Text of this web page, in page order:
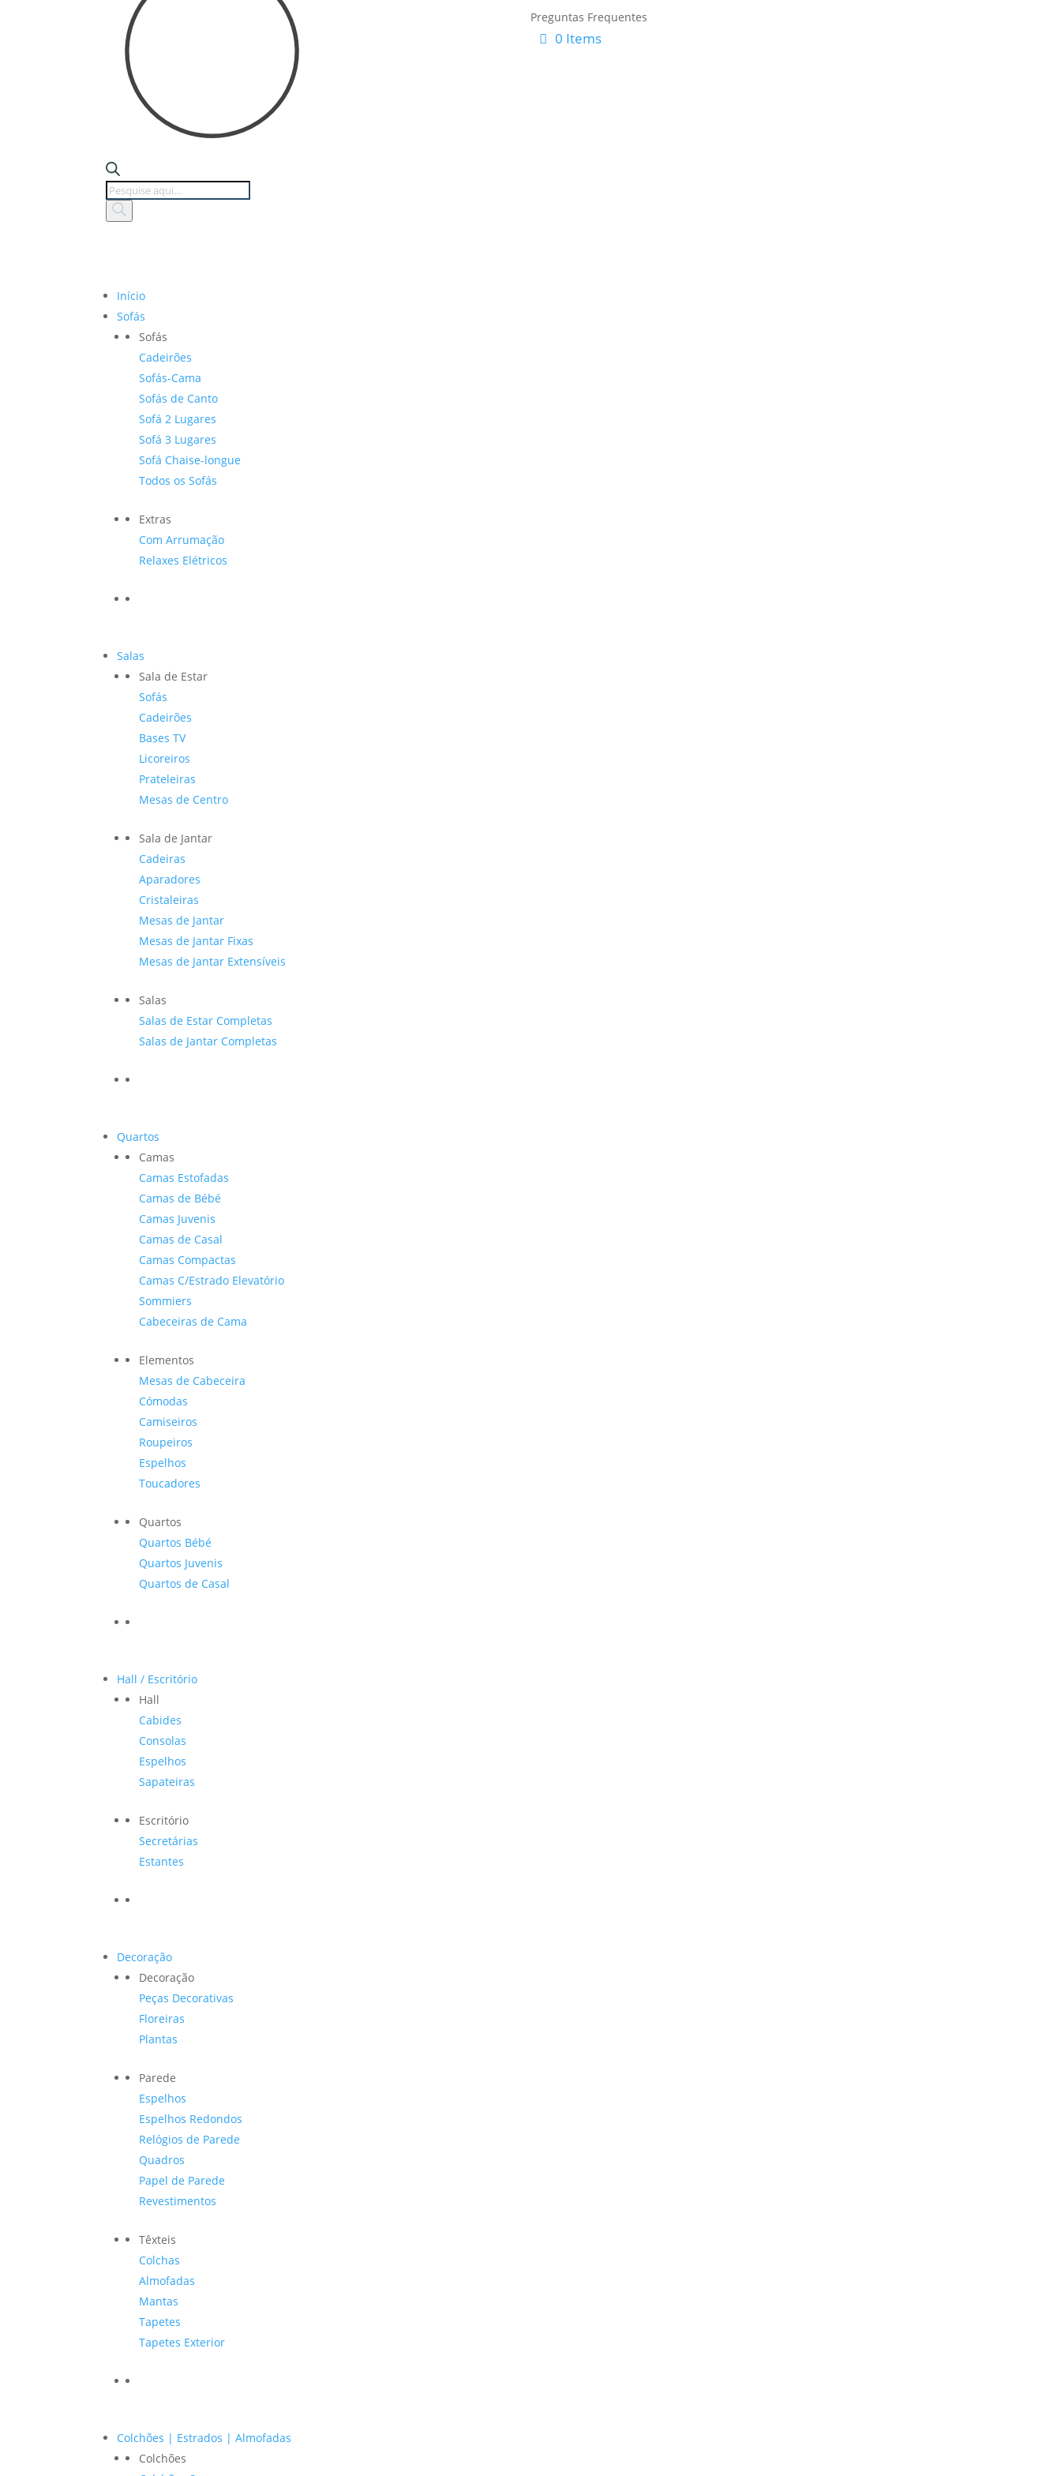
Products
search
Preguntas Frequentes
0 Items
Início
Sofás
Sofás
Cadeirões
Sofás-Cama
Sofás de Canto
Sofá 2 Lugares
Sofá 3 Lugares
Sofá Chaise-longue
Todos os Sofás
Extras
Com Arrumação
Relaxes Elétricos
Salas
Sala de Estar
Sofás
Cadeirões
Bases TV
Licoreiros
Prateleiras
Mesas de Centro
Sala de Jantar
Cadeiras
Aparadores
Cristaleiras
Mesas de Jantar
Mesas de Jantar Fixas
Mesas de Jantar Extensíveis
Salas
Salas de Estar Completas
Salas de Jantar Completas
Quartos
Camas
Camas Estofadas
Camas de Bébé
Camas Juvenis
Camas de Casal
Camas Compactas
Camas C/Estrado Elevatório
Sommiers
Cabeceiras de Cama
Elementos
Mesas de Cabeceira
Cómodas
Camiseiros
Roupeiros
Espelhos
Toucadores
Quartos
Quartos Bébé
Quartos Juvenis
Quartos de Casal
Hall / Escritório
Hall
Cabides
Consolas
Espelhos
Sapateiras
Escritório
Secretárias
Estantes
Decoração
Decoração
Peças Decorativas
Floreiras
Plantas
Parede
Espelhos
Espelhos Redondos
Relógios de Parede
Quadros
Papel de Parede
Revestimentos
Têxteis
Colchas
Almofadas
Mantas
Tapetes
Tapetes Exterior
Colchões | Estrados | Almofadas
Colchões